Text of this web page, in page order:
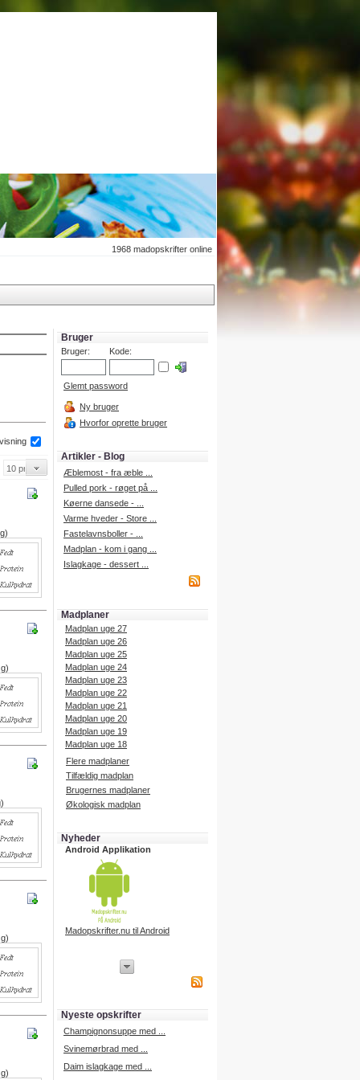
1968 madopskrifter online
Bruger
Bruger: Kode:
Glemt password
Ny bruger
Hvorfor oprette bruger
Artikler - Blog
Æblemost - fra æble ...
Pulled pork - røget på ...
Køerne dansede - ...
Varme hveder - Store ...
Fastelavnsboller - ...
Madplan - kom i gang ...
Islagkage - dessert ...
Madplaner
Madplan uge 27
Madplan uge 26
Madplan uge 25
Madplan uge 24
Madplan uge 23
Madplan uge 22
Madplan uge 21
Madplan uge 20
Madplan uge 19
Madplan uge 18
Flere madplaner
Tilfældig madplan
Brugernes madplaner
Økologisk madplan
Nyheder
Android Applikation
Madopskrifter.nu til Android
iPhone udvikling
Nyeste opskrifter
Champignonsuppe med ...
Svinemørbrad med ...
Daim islagkage med ...